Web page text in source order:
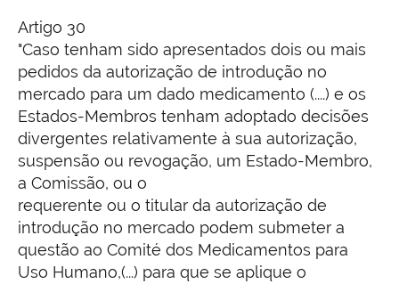
Artigo 30
"Caso tenham sido apresentados dois ou mais
pedidos da autorização de introdução no
mercado para um dado medicamento (....) e os
Estados-Membros tenham adoptado decisões
divergentes relativamente à sua autorização,
suspensão ou revogação, um Estado-Membro,
a Comissão, ou o
requerente ou o titular da autorização de
introdução no mercado podem submeter a
questão ao Comité dos Medicamentos para
Uso Humano,(...) para que se aplique o